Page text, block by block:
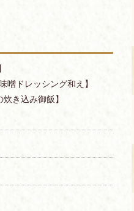
ドレッシング和え】
き込み御飯】